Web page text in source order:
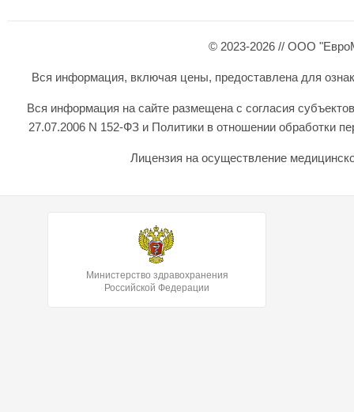
© 2023-2026 // ООО
Вся информация, включая цены, предоставлена для
Вся информация на сайте размещена с согласия
27.07.2006 N 152-ФЗ и Политики в отношении обработки
Лицензия на осуществление
Министерство здравохранения
Российской Федерации